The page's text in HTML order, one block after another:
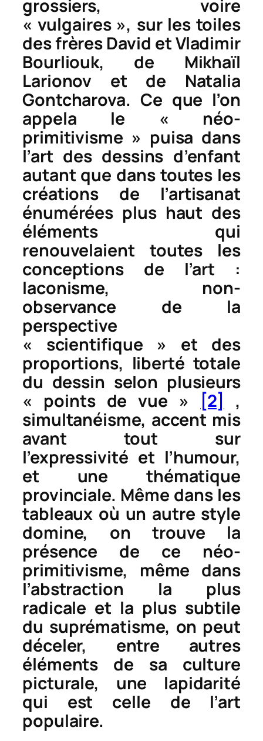
grossiers, voire
« vulgaires », sur les toiles
des frères David et Vladimir
Bourliouk, de Mikhaïl
Larionov et de Natalia
Gontcharova. Ce que l’on
appela le « néo-
primitivisme » puisa dans
l’art des dessins d’enfant
autant que dans toutes les
créations de l’artisanat
énumérées plus haut des
éléments qui
renouvelaient toutes les
conceptions de l’art :
laconisme, non-
observance de la
perspective
« scientifique » et des
proportions, liberté totale
du dessin selon plusieurs
« points de vue »
[2]
,
simultanéisme, accent mis
avant tout sur
l’expressivité et l’humour,
et une thématique
provinciale. Même dans les
tableaux où un autre style
domine, on trouve la
présence de ce néo-
primitivisme, même dans
l’abstraction la plus
radicale et la plus subtile
du suprématisme, on peut
déceler, entre autres
éléments de sa culture
picturale, une lapidarité
qui est celle de l’art
populaire.